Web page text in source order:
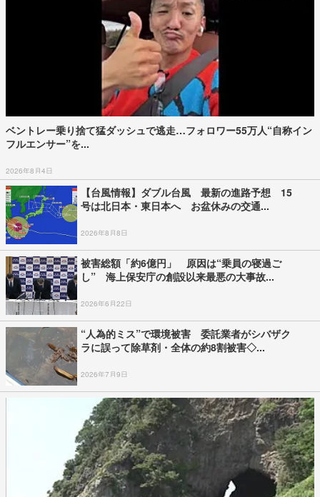
ベントレー乗り捨て猛ダッシュで逃走…フォロワー55万人“自称イン
フルエンサー”を...
2026年8月4日
【台風情報】ダブル台風 最新の進路予想 15
号は北日本・東日本へ お盆休みの交通...
2026年8月8日
被害総額「約6億円」 原因は“乗員の寝過ご
し” 海上保安庁の創設以来最悪の大事故...
2026年6月22日
“人為的ミス”で環境被害 委託業者がシバザク
ラに誤って除草剤・全体の約8割被害◇...
2026年7月9日